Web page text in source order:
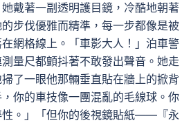
戴著一副透明護目鏡，冷酷地朝著
步伐優雅而精準，每一步都像是被
網格線上。「車影大人！」泊車警
量尺都顫抖著不敢發出聲音。她走
了一眼他那輛垂直貼在牆上的掀背
你的車技像一團混亂的毛線球。你
性。」「但你的後視鏡貼紙——『永